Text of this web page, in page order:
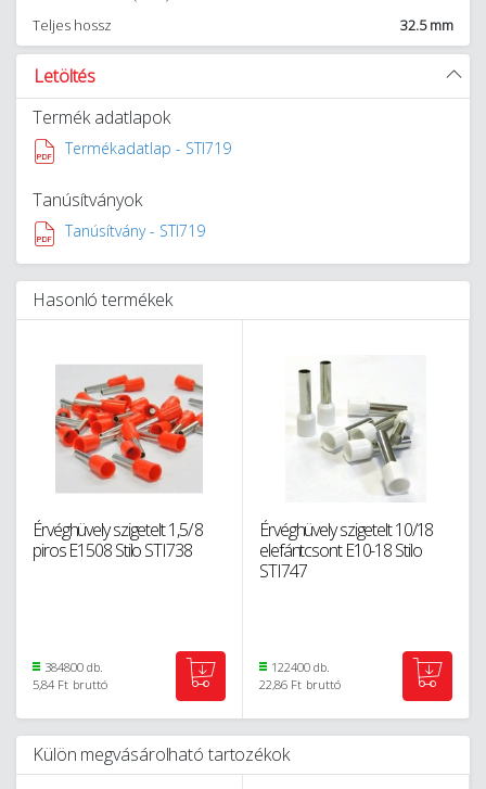
Teljes hossz
32.5 mm
Letöltés
Termék adatlapok
Termékadatlap - STI719
Tanúsítványok
Tanúsítvány - STI719
Hasonló termékek
Érvéghüvely szigetelt 1,5/ 8
piros E1508 Stilo STI738
384800 db.
5,84 Ft bruttó
Érvéghüvely szigetelt 10/18
elefántcsont E10-18 Stilo
STI747
122400 db.
22,86 Ft bruttó
Külön megvásárolható tartozékok